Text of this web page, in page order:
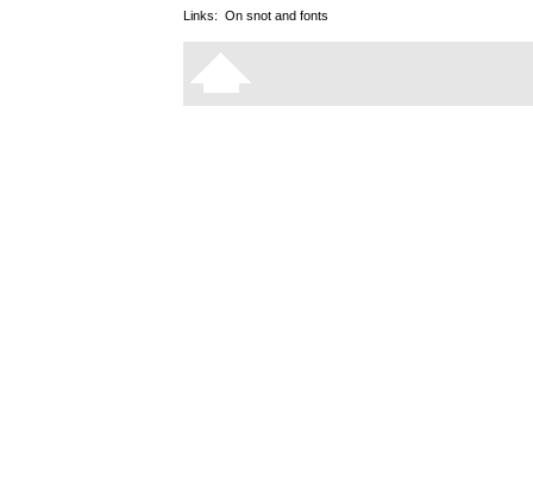
Links: On snot and fonts